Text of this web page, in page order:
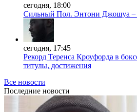
сегодня, 18:00
Сильный Пол. Энтони Джошуа
сегодня, 17:45
Рекорд Теренса Кроуфорда в
титулы, достижения
Все новости
Последние новости